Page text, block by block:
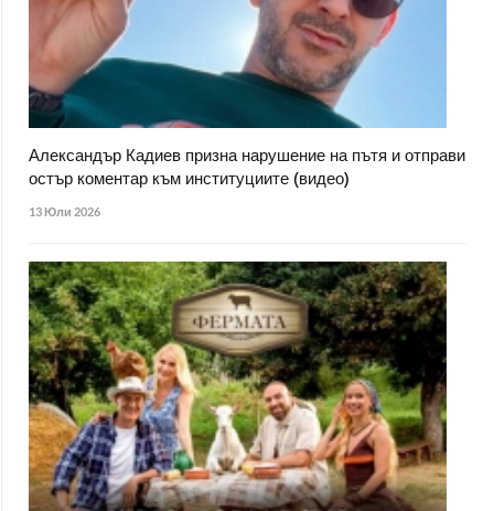
Александър Кадиев призна нарушение на пътя и отправи
остър коментар към институциите (видео)
13 Юли 2026